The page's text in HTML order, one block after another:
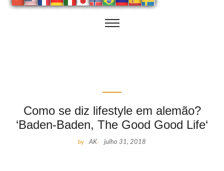
Como se diz lifestyle em alemão?
‘Baden-Baden, The Good Good Life‘
by AK- julho 31, 2018